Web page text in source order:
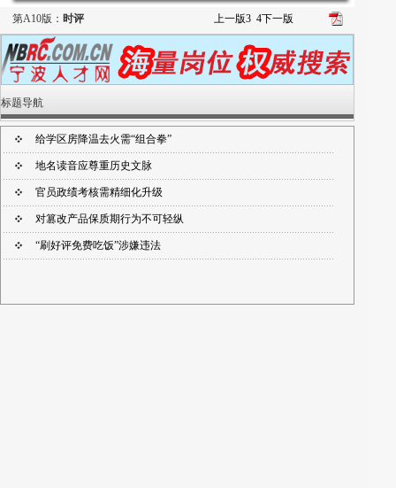
第A10版： 时评 上一版3 4下一版
标题导航
给学区房降温去火需“组合拳”
地名读音应尊重历史文脉
官员政绩考核需精细化升级
对篡改产品保质期行为不可轻纵
“刷好评免费吃饭”涉嫌违法